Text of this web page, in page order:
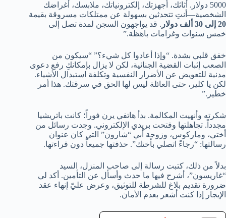
5000 دولار. أثاثك، أجهزتك، إلكترونياتك، ملابسك، أغراضك
الشخصية—أنتِ تتحدثين بسهولة عن ممتلكات مسروقة بقيمة
20 إلى 30 ألف دولار
. قد يواجهون السجن لمدة تصل إلى
خمس سنوات وغرامات باهظة.”
خفق قلبي بشدة. “وإذا أعادوا كل شيء؟” “سيكون من
الصعب إثبات القضية الجنائية، لكن لا يزال بإمكانكِ رفع دعوى
مدنية للتعويض عن الأضرار النفسية وتكلفة استبدال الأشياء.
لكن يا كلير، حتى العائلة ليس لها الحق في سرقتك. هذا أمر
خطير.”
شكرته وأنهيت المكالمة. بدأ هاتفي يرن فوراً؛ كانت باتريشيا
مجدداً. تجاهلتها وفتحت بريدي الإلكتروني. وجدت رسائل من
أختي، وماركوس، وزوجة أبي “شارون” التي كان عنوان
رسالتها: “رجاءً اتصلي بأختك”. حذفتها جميعاً دون قراءتها.
بدلاً من ذلك، كتبت رسالة إلى صاحب المنزل، السيد
“غاريسون”، أشرح فيها ما حدث وأسأل عن التأمين. أكد لي
ضرورة تقديم بلاغ للشرطة للتوثيق، وعرض عليّ إنهاء عقد
الإيجار إذا كنت أشعر بعدم الأمان.